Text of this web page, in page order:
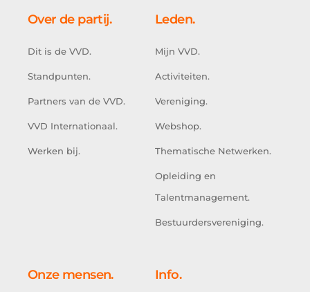
Over de partij.
Dit is de VVD.
Standpunten.
Partners van de VVD.
VVD Internationaal.
Werken bij.
Leden.
Mijn VVD.
Activiteiten.
Vereniging.
Webshop.
Thematische Netwerken.
Opleiding en
Talentmanagement.
Bestuurdersvereniging.
Onze mensen. Info.